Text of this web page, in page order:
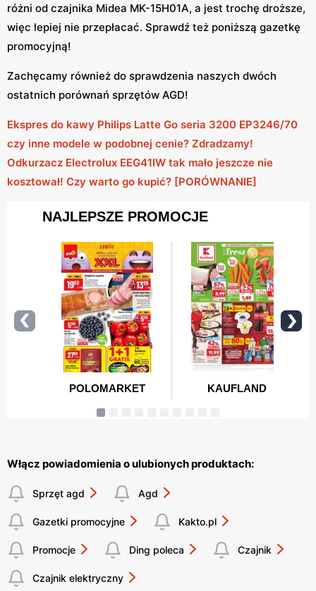
różni od czajnika Midea MK-15H01A, a jest trochę droższe,
więc lepiej nie przepłacać. Sprawdź też poniższą gazetkę
promocyjną!
Zachęcamy również do sprawdzenia naszych dwóch
ostatnich porównań sprzętów AGD!
Ekspres do kawy Philips Latte Go seria 3200 EP3246/70
czy inne modele w podobnej cenie? Zdradzamy!
Odkurzacz Electrolux EEG41IW tak mało jeszcze nie
kosztował! Czy warto go kupić? [PORÓWNANIE]
Włącz powiadomienia o ulubionych produktach:
Sprzęt agd Agd
Gazetki promocyjne Kakto.pl
Promocje Ding poleca Czajnik
Czajnik elektryczny